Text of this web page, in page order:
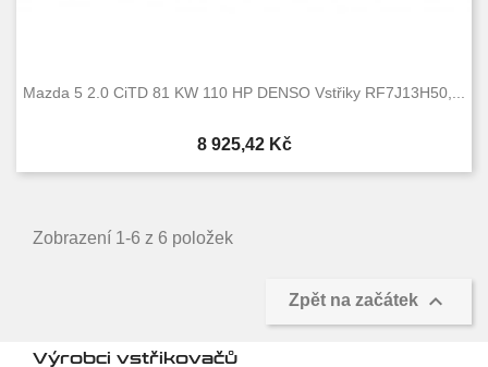
Mazda 5 2.0 CiTD 81 KW 110 HP DENSO Vstřiky RF7J13H50,...
Cena
8 925,42 Kč
Zobrazení 1-6 z 6 položek
Zpět na začátek 
Výrobci vstřikovačů